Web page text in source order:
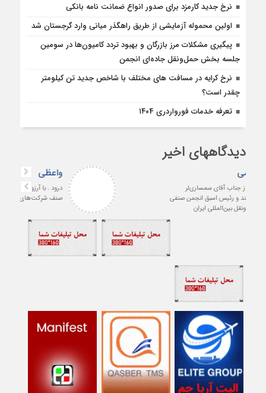
نرخ جدید کارمزد برای صدور انواع ضمانت نامه بانکی
اولین محموله آزمایشی از طریق راهگذر میانی وارد گرجستان شد
پیگیری مشکلات مرز بازرگان و بهبود تردد کامیون‌ها در سومین
جلسه بخش حمل‌ونقل جاده‌ای انجمن
نرخ کرایه در مسافت‌ های مختلف با شاخص جدید تن کیلومتر
چقدر است؟
تعرفه خدمات فورواردری ۱۴۰4
دیدگاههای اخیر
با سپاس فراوان از جناب آقای سمساری‌لر
پیشکسوت ارجمند و رئیس اسبق انجمن صنفی
شرکت‌های حمل‌ونقل بین‌المللی ایران